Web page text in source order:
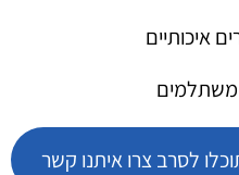
איכותיים
משתלמים
לסרב צרו איתנו קשר